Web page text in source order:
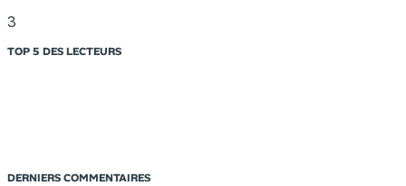
3
TOP 5 DES LECTEURS
DERNIERS COMMENTAIRES